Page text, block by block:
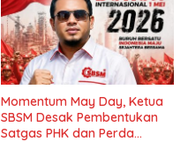
Momentum May Day, Ketua
SBSM Desak Pembentukan
Satgas PHK dan Perda